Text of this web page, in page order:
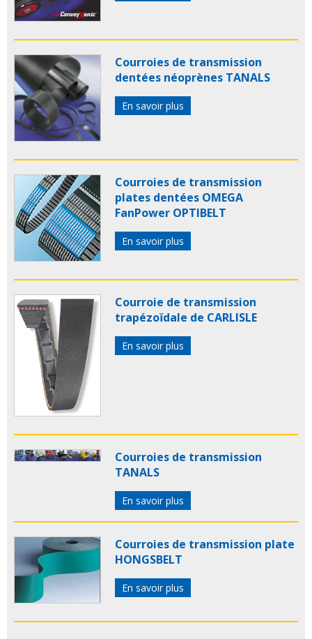
Courroies de transmission
dentées néoprènes TANALS
En savoir plus
Courroies de transmission
plates dentées OMEGA
FanPower OPTIBELT
En savoir plus
Courroie de transmission
trapézoïdale de CARLISLE
En savoir plus
Courroies de transmission
TANALS
En savoir plus
Courroies de transmission plate
HONGSBELT
En savoir plus